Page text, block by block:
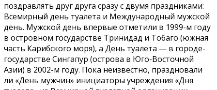
поздравлять друг друга сразу с двумя праздниками:
Всемирный день туалета и Международный мужской
день. Мужской день впервые отметили в 1999-м году
в островном государстве Тринидад и Тобаго (южная
часть Карибского моря), а День туалета — в городе-
государстве Сингапур (острова в Юго-Восточной
Азии) в 2002-м году. Пока неизвестно, праздновали
ли «День мужчин» инициаторы учреждения «Дня